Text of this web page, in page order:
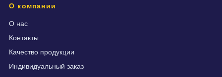
О компании
О нас
Контакты
Качество продукции
Индивидуальный заказ